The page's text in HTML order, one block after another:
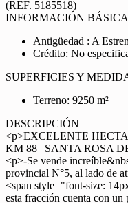
(REF. 5185518)
INFORMACIÓN BÁSICA
Antigüedad : A
Crédito: No
SUPERFICIES Y
Terreno: 9250 m²
DESCRIPCIÓN
<p>EXCELENTE
KM 88 | SANTA ROSA
<p>-Se vende
provincial N°5, al lado de
<span style="font-size:
esta fracción cuenta con